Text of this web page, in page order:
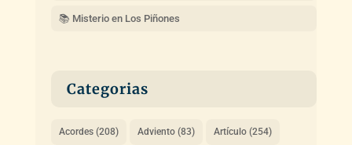
📚 Misterio en Los Piñones
Categorias
Acordes(208) Adviento(83) Artículo(254)